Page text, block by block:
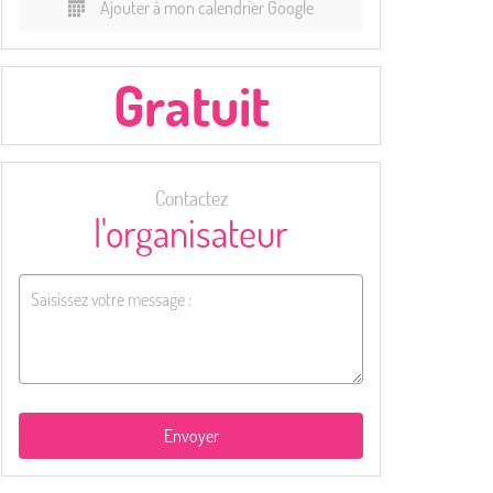
Ajouter à mon calendrier Google
Gratuit
Contactez
l'organisateur
Envoyer